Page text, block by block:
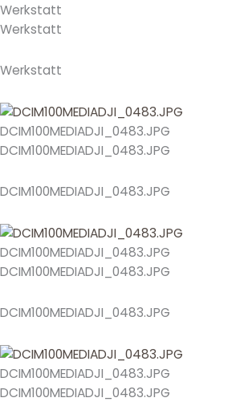
Werkstatt
Werkstatt
Werkstatt
DCIM100MEDIADJI_0483.JPG
DCIM100MEDIADJI_0483.JPG
DCIM100MEDIADJI_0483.JPG
DCIM100MEDIADJI_0483.JPG
DCIM100MEDIADJI_0483.JPG
DCIM100MEDIADJI_0483.JPG
DCIM100MEDIADJI_0483.JPG
DCIM100MEDIADJI_0483.JPG